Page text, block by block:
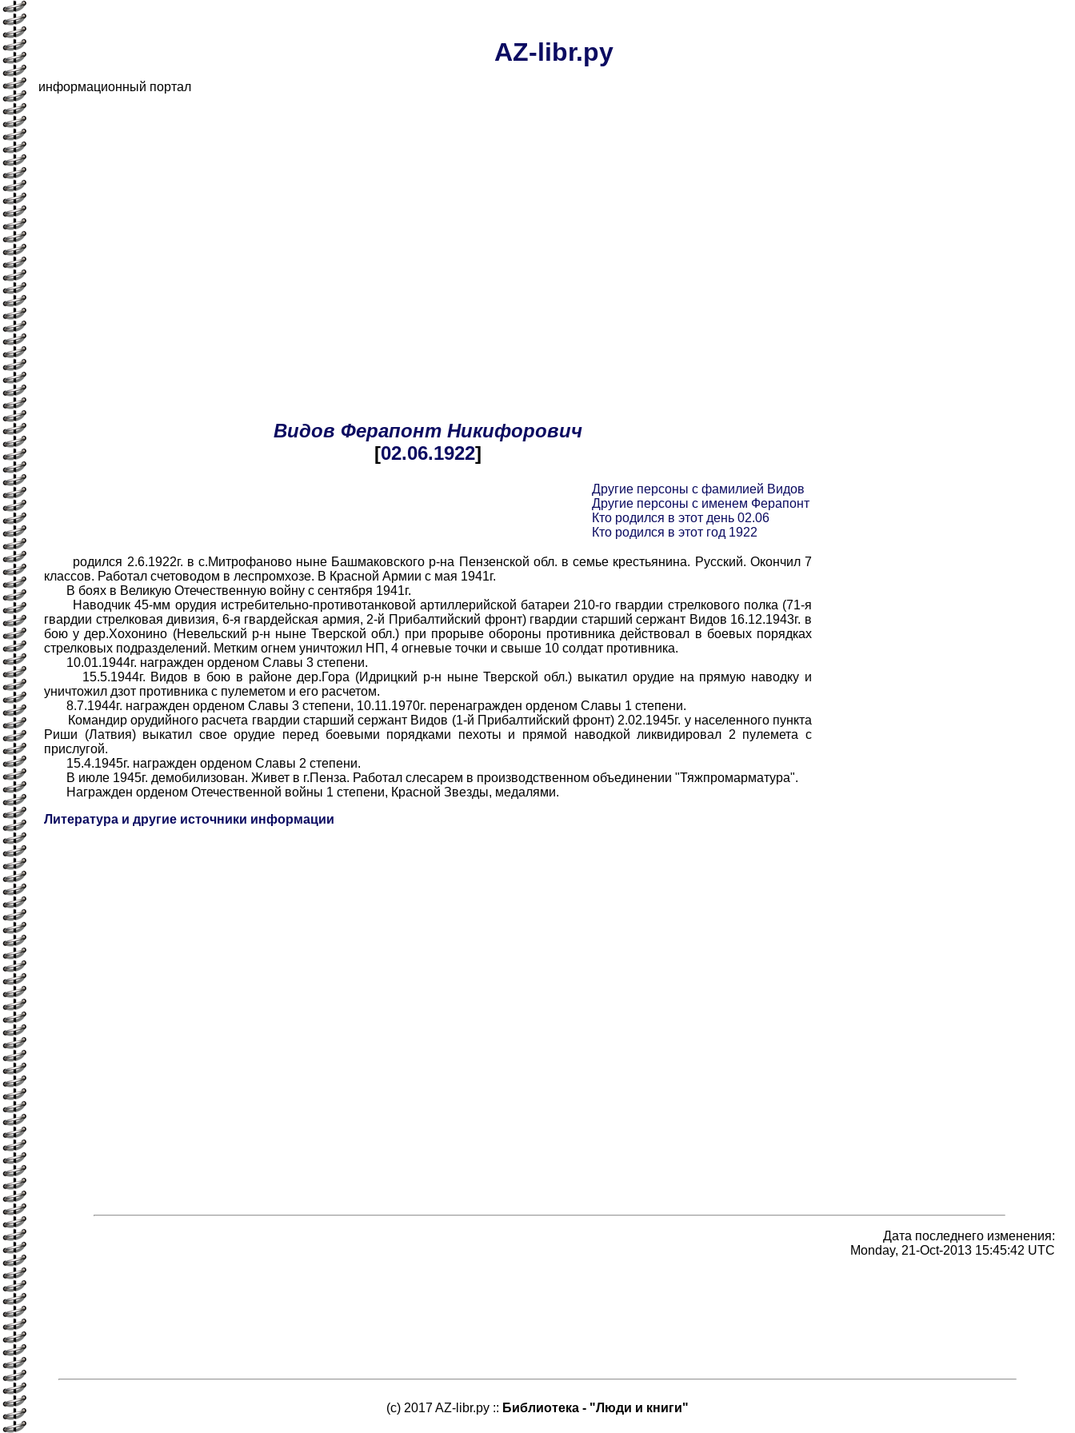
AZ-libr.ру
информационный портал
Видов Ферапонт Никифорович
[02.06.1922]
Другие персоны с фамилией Видов
Другие персоны с именем Ферапонт
Кто родился в этот день 02.06
Кто родился в этот год 1922
родился 2.6.1922г. в с.Митрофаново ныне Башмаковского р-на Пензенской обл. в семье крестьянина. Русский. Окончил 7
классов. Работал счетоводом в леспромхозе. В Красной Армии с мая 1941г.
В боях в Великую Отечественную войну с сентября 1941г.
Наводчик 45-мм орудия истребительно-противотанковой артиллерийской батареи 210-го гвардии стрелкового полка (71-я
гвардии стрелковая дивизия, 6-я гвардейская армия, 2-й Прибалтийский фронт) гвардии старший сержант Видов 16.12.1943г. в
бою у дер.Хохонино (Невельский р-н ныне Тверской обл.) при прорыве обороны противника действовал в боевых порядках
стрелковых подразделений. Метким огнем уничтожил НП, 4 огневые точки и свыше 10 солдат противника.
10.01.1944г. награжден орденом Славы 3 степени.
15.5.1944г. Видов в бою в районе дер.Гора (Идрицкий р-н ныне Тверской обл.) выкатил орудие на прямую наводку и
уничтожил дзот противника с пулеметом и его расчетом.
8.7.1944г. награжден орденом Славы 3 степени, 10.11.1970г. перенагражден орденом Славы 1 степени.
Командир орудийного расчета гвардии старший сержант Видов (1-й Прибалтийский фронт) 2.02.1945г. у населенного пункта
Риши (Латвия) выкатил свое орудие перед боевыми порядками пехоты и прямой наводкой ликвидировал 2 пулемета с
прислугой.
15.4.1945г. награжден орденом Славы 2 степени.
В июле 1945г. демобилизован. Живет в г.Пенза. Работал слесарем в производственном объединении "Тяжпромарматура".
Награжден орденом Отечественной войны 1 степени, Красной Звезды, медалями.
Литература и другие источники информации
Дата последнего изменения:
Monday, 21-Oct-2013 15:45:42 UTC
(c) 2017 AZ-libr.ру :: Библиотека - "Люди и книги"